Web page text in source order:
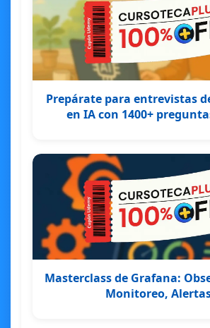
Prepárate para entrevistas
en IA con 1400+
Masterclass de Grafana:
Monitoreo,